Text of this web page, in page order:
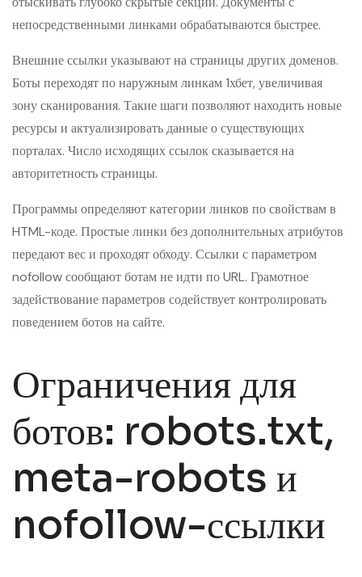
непосредственными линками обрабатываются быстрее.
Внешние ссылки указывают на страницы других доменов.
Боты переходят по наружным линкам 1хбет, увеличивая
зону сканирования. Такие шаги позволяют находить новые
ресурсы и актуализировать данные о существующих
порталах. Число исходящих ссылок сказывается на
авторитетность страницы.
Программы определяют категории линков по свойствам в
HTML-коде. Простые линки без дополнительных атрибутов
передают вес и проходят обходу. Ссылки с параметром
nofollow сообщают ботам не идти по URL. Грамотное
задействование параметров содействует контролировать
поведением ботов на сайте.
Ограничения для
ботов: robots.txt,
meta-robots и
nofollow-ссылки